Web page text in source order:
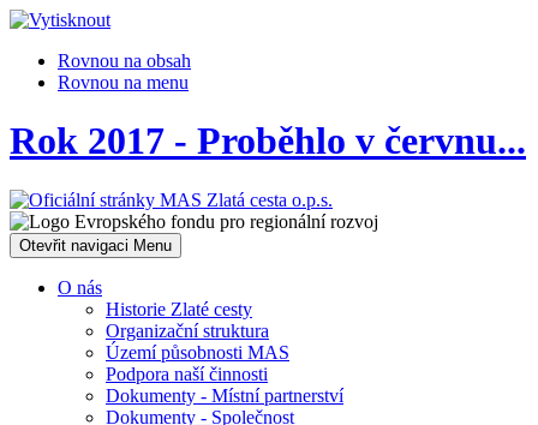
Rovnou na obsah
Rovnou na menu
Rok 2017 - Proběhlo v červnu...
Otevřit navigaci Menu
O nás
Historie Zlaté cesty
Organizační struktura
Území působnosti MAS
Podpora naší činnosti
Dokumenty - Místní partnerství
Dokumenty - Společnost